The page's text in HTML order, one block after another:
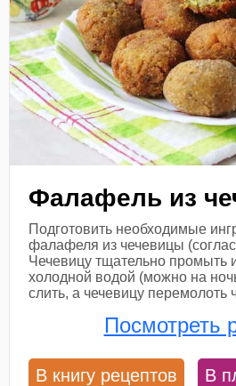
Фалафель из
Подготовить необходимые
фалафеля из чечевицы
Чечевицу тщательно промыть
холодной водой (можно на
слить, а чечевицу перемолоть
Посмотреть
В книгу рецептов В